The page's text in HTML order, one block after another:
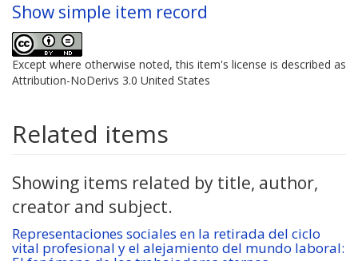
Show simple item record
Except where otherwise noted, this item's license is described as
Attribution-NoDerivs 3.0 United States
Related items
Showing items related by title, author,
creator and subject.
Representaciones sociales en la retirada del ciclo
vital profesional y el alejamiento del mundo laboral: